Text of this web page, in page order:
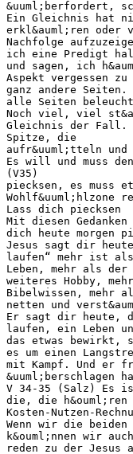
&uuml;berfordert,
Ein Gleichnis hat
erkl&auml;ren oder
Nachfolge
ich eine Predigt
und sagen, ich
Aspekt vergessen zu
ganz andere
alle Seiten
Noch viel, viel
Gleichnis der Fall.
Spitze, die
aufr&uuml;tteln
Es will und muss
(V35)
piecksen, es muss
Wohlf&uuml;hlzone
Lass dich piecksen
Mit diesen
dich heute morgen
Jesus sagt dir
laufen“ mehr ist als
Leben, mehr als
weiteres Hobby,
Bibelwissen, mehr
netten und
Er sagt dir heute,
laufen, ein Leben
das etwas bewirkt,
es um einen
mit Kampf. Und er
&uuml;berschlagen
V 34-35 (Salz) Es
die, die
Kosten-Nutzen-
Wenn wir die beiden
k&ouml;nnen wir
reden zu der Jesus